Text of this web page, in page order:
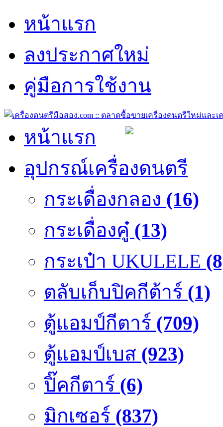
หน้าแรก
ลงประกาศใหม่
คู่มือการใช้งาน
หน้าแรก
อุปกรณ์เครื่องดนตรี
กระเดื่องกลอง (16)
กระเดื่องคู๋ (13)
กระเป๋า UKULELE
ตลับเก็บปิคกีต้าร์ (1)
ตู้แอมป์กีตาร์ (709)
ตู้แอมป์เบส (923)
ปิ๊คกีตาร์ (6)
มิกเซอร์ (837)